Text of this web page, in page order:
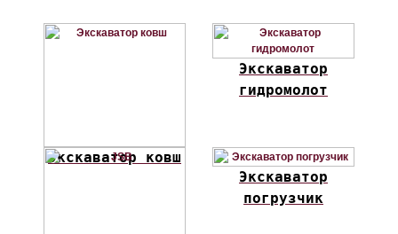
Экскаватор ковш
Экскаватор
гидромолот
Экскаватор
погрузчик